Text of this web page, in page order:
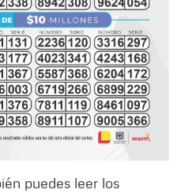
puedes leer los